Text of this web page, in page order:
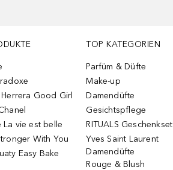
Good Girl
La vie est belle
With You
Easy Bake
TOP KATEGORIEN
Parfüm & Düfte
Make-up
Damendüfte
Gesichtspflege
RITUALS Geschenkset
Yves Saint Laurent
Damendüfte
Rouge & Blush